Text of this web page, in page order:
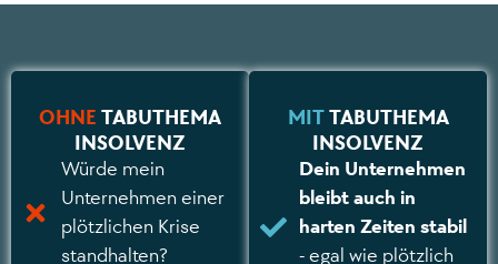
OHNE TABUTHEMA
INSOLVENZ
Würde mein
Unternehmen einer
plötzlichen Krise
standhalten?
MITTABUTHEMA
INSOLVENZ
Dein Unternehmen
bleibt auch in
harten Zeiten stabil
- egal wie plötzlich